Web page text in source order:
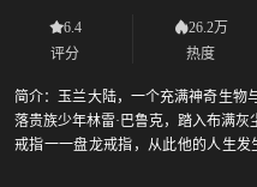
6.4
评分
26.2万
热度
简介：玉兰大陆，一个充满神奇生物
落贵族少年林雷·巴鲁克，踏入布满
戒指一一盘龙戒指，从此他的人生发